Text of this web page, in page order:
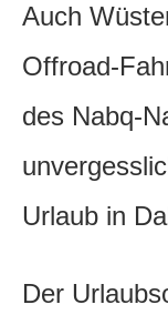
Auch
Offroad-
des Nabq-
Urlaub in
Der